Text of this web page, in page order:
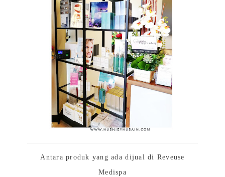
Antara produk yang ada dijual di Reveuse
Medispa